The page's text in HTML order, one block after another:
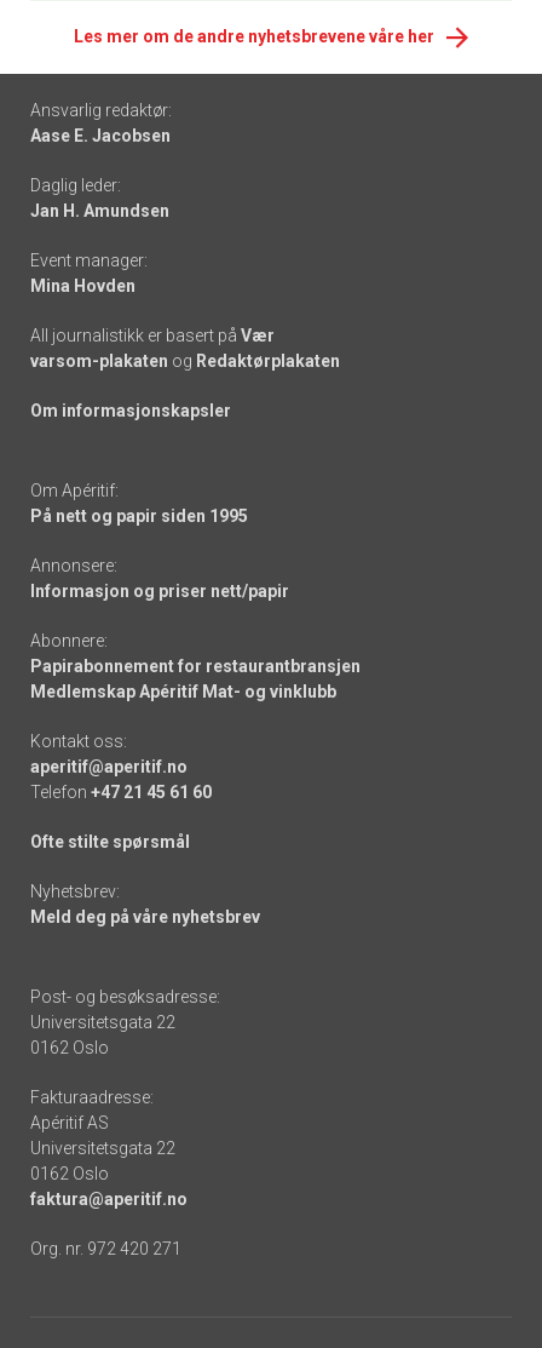
Les mer om de andre nyhetsbrevene våre her
Footer
-
links
Ansvarlig redaktør:
Aase E. Jacobsen
Daglig leder:
Jan H. Amundsen
Event manager:
Mina Hovden
All journalistikk er basert på Vær
varsom-plakaten og Redaktørplakaten
Om informasjonskapsler
Om Apéritif:
På nett og papir siden 1995
Annonsere:
Informasjon og priser nett/papir
Abonnere:
Papirabonnement for restaurantbransjen
Medlemskap Apéritif Mat- og vinklubb
Kontakt oss:
aperitif@aperitif.no
Telefon +47 21 45 61 60
Ofte stilte spørsmål
Nyhetsbrev:
Meld deg på våre nyhetsbrev
Post- og besøksadresse:
Universitetsgata 22
0162 Oslo
Fakturaadresse:
Apéritif AS
Universitetsgata 22
0162 Oslo
faktura@aperitif.no
Org. nr. 972 420 271